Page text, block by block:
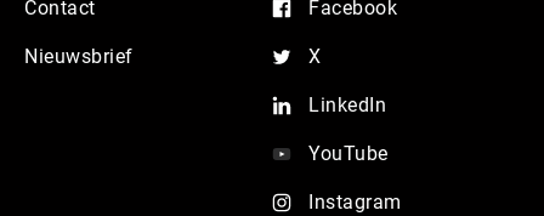
Contact
Nieuwsbrief
Facebook
X
LinkedIn
YouTube
Instagram